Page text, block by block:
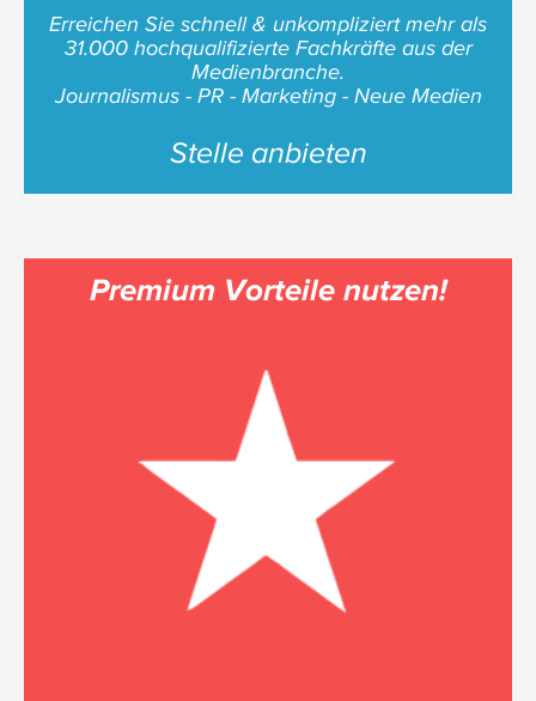
Erreichen Sie schnell & unkompliziert mehr als
31.000 hochqualifizierte Fachkräfte aus der
Medienbranche.
Journalismus - PR - Marketing - Neue Medien
Stelle anbieten
Premium Vorteile nutzen!